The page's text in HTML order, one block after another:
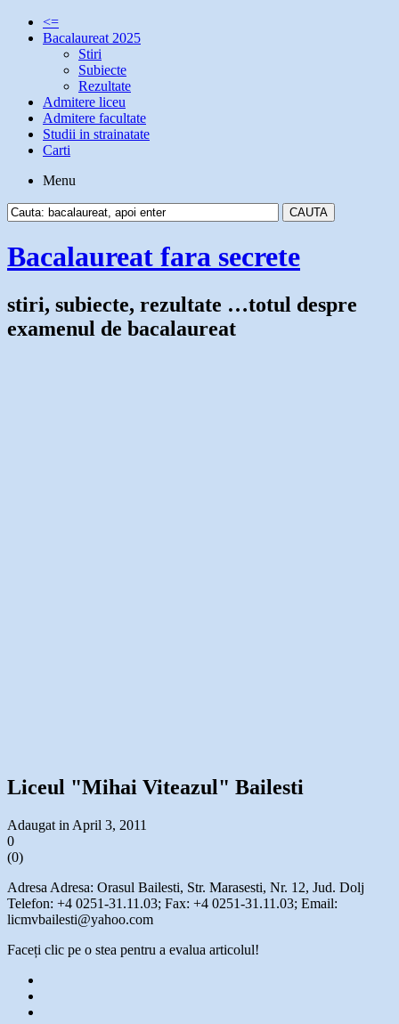
<=
Bacalaureat 2025
Stiri
Subiecte
Rezultate
Admitere liceu
Admitere facultate
Studii in strainatate
Carti
Menu
Bacalaureat fara secrete
stiri, subiecte, rezultate …totul despre
examenul de bacalaureat
Liceul "Mihai Viteazul" Bailesti
Adaugat in April 3, 2011
0
(0)
Adresa Adresa: Orasul Bailesti, Str. Marasesti, Nr. 12, Jud. Dolj
Telefon: +4 0251-31.11.03; Fax: +4 0251-31.11.03; Email:
licmvbailesti@yahoo.com
Faceți clic pe o stea pentru a evalua articolul!